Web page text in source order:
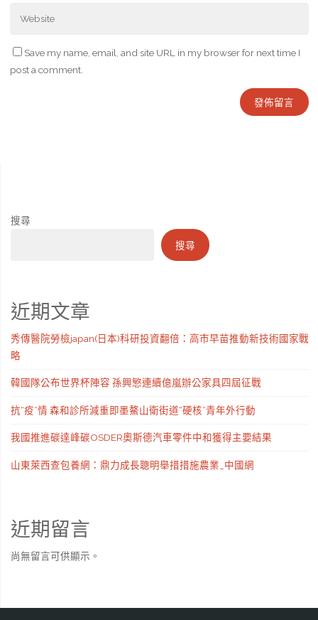
Save my name, email, and site URL in my browser for next time I
post a comment.
搜尋
搜尋
近期文章
秀傳醫院勞檢japan(日本)科研投資翻倍：高市早苗推動新技術國家戰
略
韓國隊公布世界杯陣容 孫興慜連續億嵐辦公家具四屆征戰
抗“疫”情 森和診所減重即墨鰲山衛街道“硬核”青年外行動
我國推進碳達峰碳OSDER奧斯德汽車零件中和獲得主要結果
山東萊西查包養網：鼎力成長聰明舉措措施農業_中國網
近期留言
尚無留言可供顯示。